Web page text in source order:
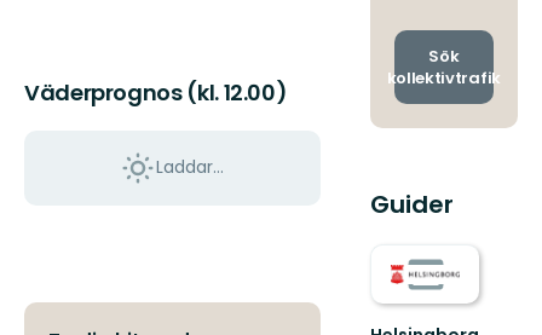
Väderprognos (kl. 12.00)
Laddar...
och
Sök
kollektivtrafik
Guider